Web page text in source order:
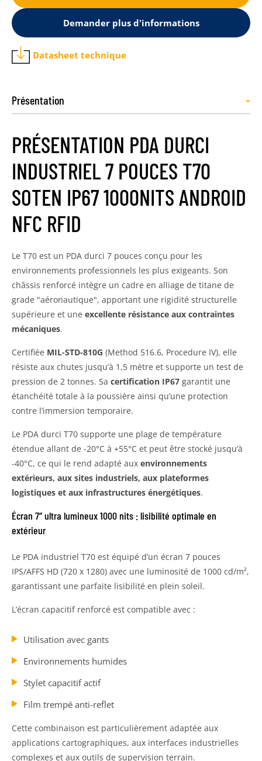
Demander plus d'informations
Datasheet technique
Présentation -
PRÉSENTATION PDA DURCI
INDUSTRIEL 7 POUCES T70
SOTEN IP67 1000NITS ANDROID
NFC RFID
Le T70 est un PDA durci 7 pouces conçu pour les
environnements professionnels les plus exigeants. Son
châssis renforcé intègre un cadre en alliage de titane de
grade "aéronautique", apportant une rigidité structurelle
supérieure et une excellente résistance aux contraintes
mécaniques.
Certifiée MIL-STD-810G (Method 516.6, Procedure IV), elle
résiste aux chutes jusqu’à 1,5 mètre et supporte un test de
pression de 2 tonnes. Sa certification IP67 garantit une
étanchéité totale à la poussière ainsi qu’une protection
contre l’immersion temporaire.
Le PDA durci T70 supporte une plage de température
étendue allant de -20°C à +55°C et peut être stocké jusqu’à
-40°C, ce qui le rend adapté aux environnements
extérieurs, aux sites industriels, aux plateformes
logistiques et aux infrastructures énergétiques.
Écran 7” ultra lumineux 1000 nits : lisibilité optimale en
extérieur
Le PDA industriel T70 est équipé d’un écran 7 pouces
IPS/AFFS HD (720 x 1280) avec une luminosité de 1000 cd/m²,
garantissant une parfaite lisibilité en plein soleil.
L’écran capacitif renforcé est compatible avec :
Utilisation avec gants
Environnements humides
Stylet capacitif actif
Film trempé anti-reflet
Cette combinaison est particulièrement adaptée aux
applications cartographiques, aux interfaces industrielles
complexes et aux outils de supervision terrain.